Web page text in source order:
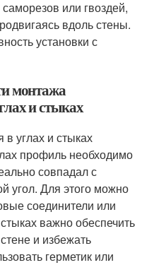
или гвоздей,
вдоль стены.
установки с
монтажа
и стыках
углах и стыках
профиль необходимо
совпадал с
угол. Для этого можно
соединители или
важно обеспечить
и избежать
герметик или